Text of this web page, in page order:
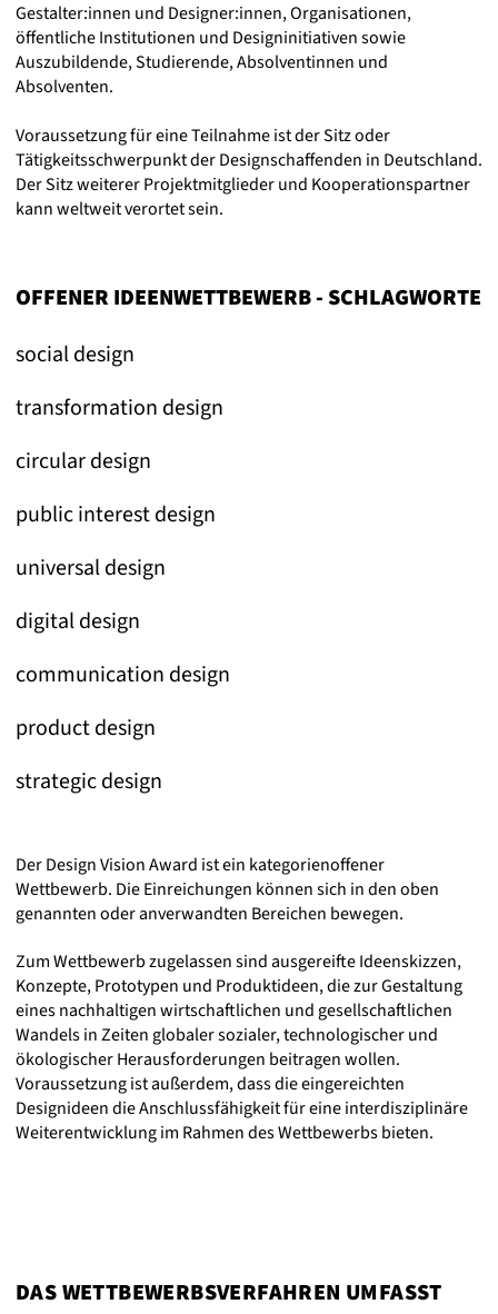
Gestalter:innen und Designer:innen, Organisationen,
öffentliche Institutionen und Designinitiativen sowie
Auszubildende, Studierende, Absolventinnen und
Absolventen.
Voraussetzung für eine Teilnahme ist der Sitz oder
Tätigkeitsschwerpunkt der Designschaffenden in Deutschland.
Der Sitz weiterer Projektmitglieder und Kooperationspartner
kann weltweit verortet sein.
OFFENER IDEENWETTBEWERB - SCHLAGWORTE
social design
transformation design
circular design
public interest design
universal design
digital design
communication design
product design
strategic design
Der Design Vision Award ist ein kategorienoffener
Wettbewerb. Die Einreichungen können sich in den oben
genannten oder anverwandten Bereichen bewegen.
Zum Wettbewerb zugelassen sind ausgereifte Ideenskizzen,
Konzepte, Prototypen und Produktideen, die zur Gestaltung
eines nachhaltigen wirtschaftlichen und gesellschaftlichen
Wandels in Zeiten globaler sozialer, technologischer und
ökologischer Herausforderungen beitragen wollen.
Voraussetzung ist außerdem, dass die eingereichten
Designideen die Anschlussfähigkeit für eine interdisziplinäre
Weiterentwicklung im Rahmen des Wettbewerbs bieten.
DAS WETTBEWERBSVERFAHREN UMFASST